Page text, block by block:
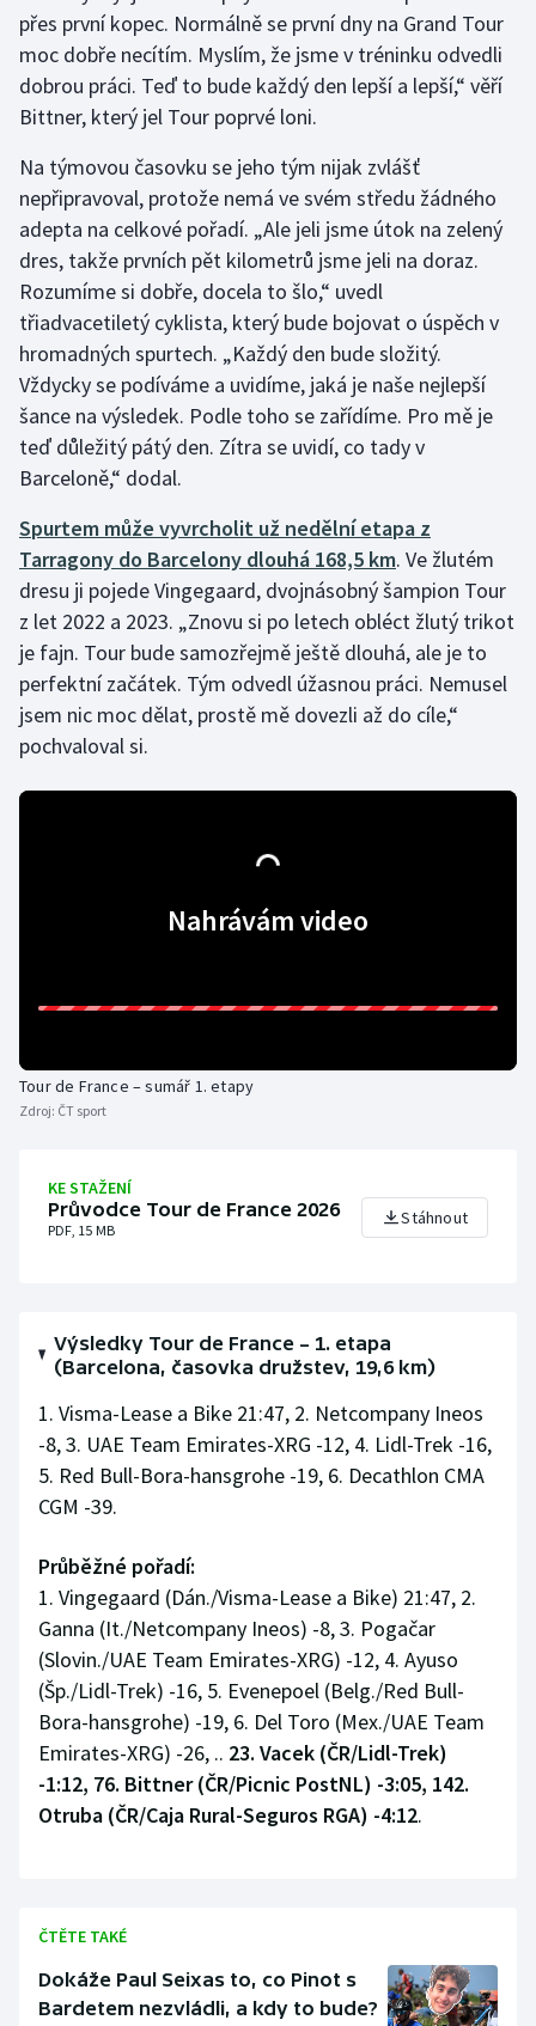
přes první kopec. Normálně se první dny na Grand Tour
moc dobře necítím. Myslím, že jsme v tréninku odvedli
dobrou práci. Teď to bude každý den lepší a lepší,“ věří
Bittner, který jel Tour poprvé loni.
Na týmovou časovku se jeho tým nijak zvlášť
nepřipravoval, protože nemá ve svém středu žádného
adepta na celkové pořadí. „Ale jeli jsme útok na zelený
dres, takže prvních pět kilometrů jsme jeli na doraz.
Rozumíme si dobře, docela to šlo,“ uvedl
třiadvacetiletý cyklista, který bude bojovat o úspěch v
hromadných spurtech. „Každý den bude složitý.
Vždycky se podíváme a uvidíme, jaká je naše nejlepší
šance na výsledek. Podle toho se zařídíme. Pro mě je
teď důležitý pátý den. Zítra se uvidí, co tady v
Barceloně,“ dodal.
Spurtem může vyvrcholit už nedělní etapa z
Tarragony do Barcelony dlouhá 168,5 km. Ve žlutém
dresu ji pojede Vingegaard, dvojnásobný šampion Tour
z let 2022 a 2023. „Znovu si po letech obléct žlutý trikot
je fajn. Tour bude samozřejmě ještě dlouhá, ale je to
perfektní začátek. Tým odvedl úžasnou práci. Nemusel
jsem nic moc dělat, prostě mě dovezli až do cíle,“
pochvaloval si.
Nahrávám video
Tour de France – sumář 1. etapy
Zdroj: ČT sport
KE STAŽENÍ
Průvodce Tour de France 2026
PDF, 15 MB
Stáhnout
Výsledky Tour de France – 1. etapa
(Barcelona, časovka družstev, 19,6 km)
1. Visma-Lease a Bike 21:47, 2. Netcompany Ineos
-8, 3. UAE Team Emirates-XRG -12, 4. Lidl-Trek -16,
5. Red Bull-Bora-hansgrohe -19, 6. Decathlon CMA
CGM -39.
Průběžné pořadí:
1. Vingegaard (Dán./Visma-Lease a Bike) 21:47, 2.
Ganna (It./Netcompany Ineos) -8, 3. Pogačar
(Slovin./UAE Team Emirates-XRG) -12, 4. Ayuso
(Šp./Lidl-Trek) -16, 5. Evenepoel (Belg./Red Bull-
Bora-hansgrohe) -19, 6. Del Toro (Mex./UAE Team
Emirates-XRG) -26, .. 23. Vacek (ČR/Lidl-Trek)
-1:12, 76. Bittner (ČR/Picnic PostNL) -3:05, 142.
Otruba (ČR/Caja Rural-Seguros RGA) -4:12.
ČTĚTE TAKÉ
Dokáže Paul Seixas to, co Pinot s
Bardetem nezvládli, a kdy to bude?